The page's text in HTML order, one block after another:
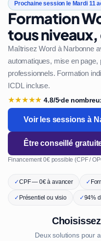
Prochaine session le Mardi 11
Formation
tous
Maîtrisez Word à Narbonne
automatiques, mise en
professionnels. Formation
ICDL incluse.
★★★★★ 4.8/5•de
Voir les sessions à
Être conseillé
Financement 0€ possible (CPF /
✓CPF — 0€ à avancer ✓
✓Présentiel ou visio ✓94%
Deux solutions pour